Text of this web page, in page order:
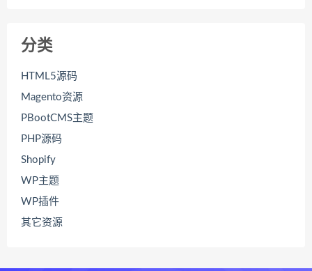
分类
HTML5源码
Magento资源
PBootCMS主题
PHP源码
Shopify
WP主题
WP插件
其它资源